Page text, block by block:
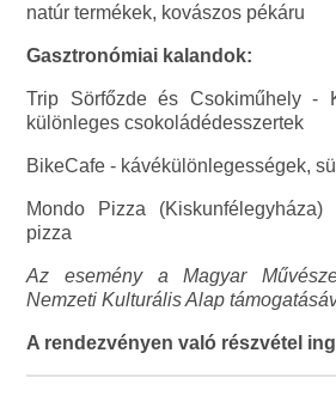
natúr termékek, kovászos pékáru
Gasztronómiai kalandok:
Trip Sörfőzde és Csokiműhely -
különleges csokoládédesszertek
BikeCafe - kávékülönlegességek,
Mondo Pizza
pizza
Az esemény a Magyar
Nemzeti Kulturális Alap
A rendezvényen való részvétel